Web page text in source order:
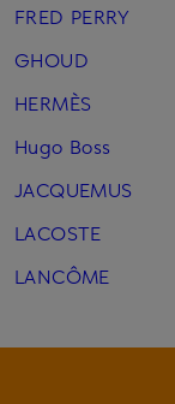
FRED PERRY
GHOUD
HERMÈS
Hugo Boss
JACQUEMUS
LACOSTE
LANCÔME